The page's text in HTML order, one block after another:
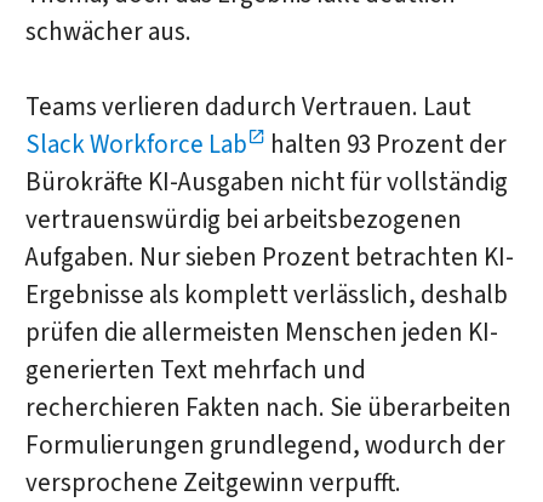
schwächer aus.
Teams verlieren dadurch Vertrauen. Laut
Slack Workforce Lab
halten 93 Prozent der
Bürokräfte KI-Ausgaben nicht für vollständig
vertrauenswürdig bei arbeitsbezogenen
Aufgaben. Nur sieben Prozent betrachten KI-
Ergebnisse als komplett verlässlich, deshalb
prüfen die allermeisten Menschen jeden KI-
generierten Text mehrfach und
recherchieren Fakten nach. Sie überarbeiten
Formulierungen grundlegend, wodurch der
versprochene Zeitgewinn verpufft.